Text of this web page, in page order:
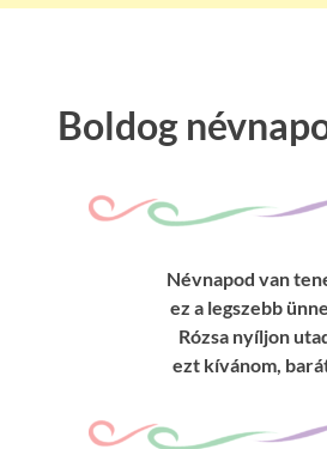
Boldog
Névnapod van
ez a legszebb
Rózsa nyíljon
ezt kívánom,